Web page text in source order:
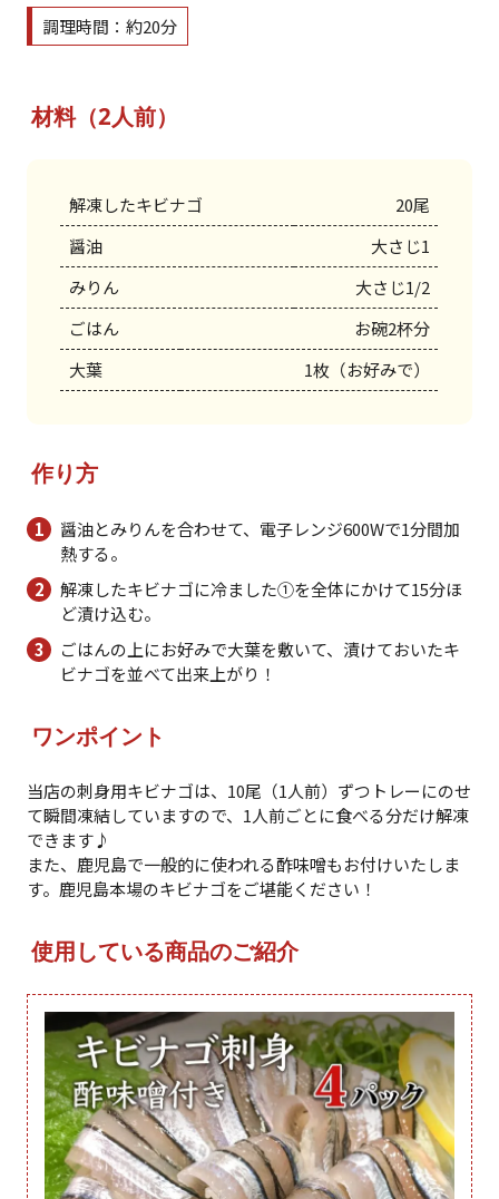
調理時間：約20分
材料（2人前）
解凍したキビナゴ
20尾
醤油
大さじ1
みりん
大さじ1/2
ごはん
お碗2杯分
大葉
1枚（お好みで）
作り方
醤油とみりんを合わせて、電子レンジ600Wで1分間加
熱する。
解凍したキビナゴに冷ました①を全体にかけて15分ほ
ど漬け込む。
ごはんの上にお好みで大葉を敷いて、漬けておいたキ
ビナゴを並べて出来上がり！
ワンポイント
当店の刺身用キビナゴは、10尾（1人前）ずつトレーにのせ
て瞬間凍結していますので、1人前ごとに食べる分だけ解凍
できます♪
また、鹿児島で一般的に使われる酢味噌もお付けいたしま
す。鹿児島本場のキビナゴをご堪能ください！
使用している商品のご紹介